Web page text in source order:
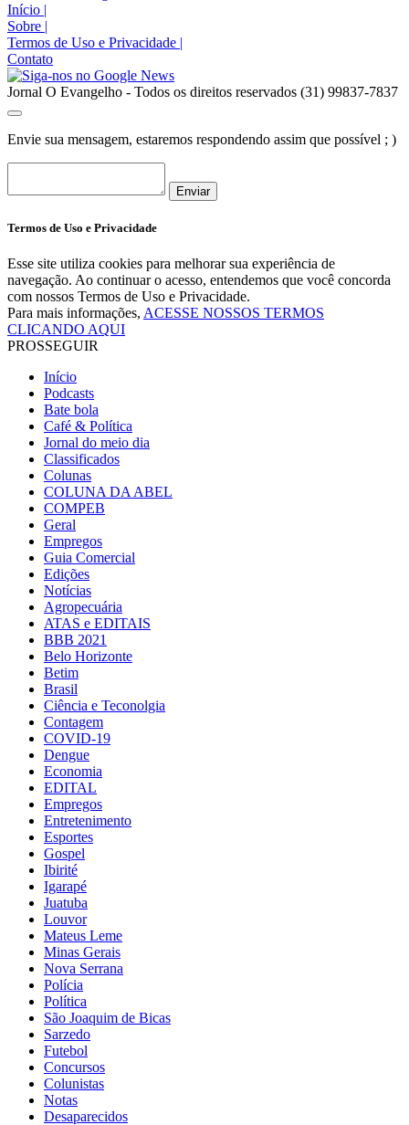
Início |
Sobre |
Termos de Uso e Privacidade |
Contato
Jornal O Evangelho - Todos os direitos reservados (31) 99837-7837
Envie sua mensagem, estaremos respondendo assim que possível ; )
Enviar
Termos de Uso e Privacidade
Esse site utiliza cookies para melhorar sua experiência de
navegação. Ao continuar o acesso, entendemos que você concorda
com nossos Termos de Uso e Privacidade.
Para mais informações, ACESSE NOSSOS TERMOS
CLICANDO AQUI
PROSSEGUIR
Início
Podcasts
Bate bola
Café & Política
Jornal do meio dia
Classificados
Colunas
COLUNA DA ABEL
COMPEB
Geral
Empregos
Guia Comercial
Edições
Notícias
Agropecuária
ATAS e EDITAIS
BBB 2021
Belo Horizonte
Betim
Brasil
Ciência e Teconolgia
Contagem
COVID-19
Dengue
Economia
EDITAL
Empregos
Entretenimento
Esportes
Gospel
Ibirité
Igarapé
Juatuba
Louvor
Mateus Leme
Minas Gerais
Nova Serrana
Polícia
Política
São Joaquim de Bicas
Sarzedo
Futebol
Concursos
Colunistas
Notas
Desaparecidos